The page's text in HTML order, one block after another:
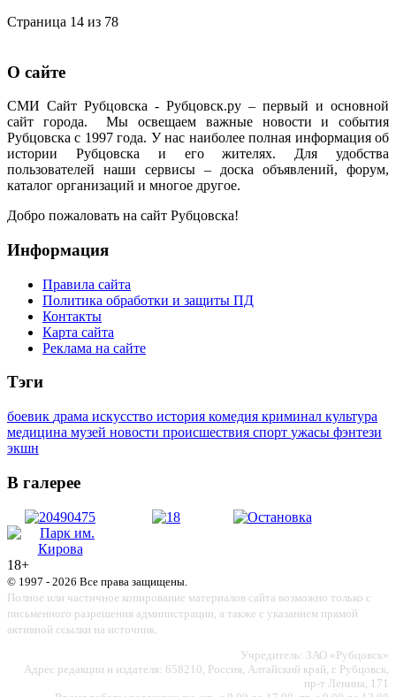
Страница 14 из 78
О сайте
СМИ Сайт Рубцовска - Рубцовск.ру – первый и основной
сайт города. Мы освещаем важные новости и события
Рубцовска с 1997 года. У нас наиболее полная информация об
истории Рубцовска и его жителях. Для удобства
пользователей наши сервисы – доска объявлений, форум,
каталог организаций и многое другое.
Добро пожаловать на сайт Рубцовска!
Информация
Правила сайта
Политика обработки и защиты ПД
Контакты
Карта сайта
Реклама на сайте
Тэги
боевик драма искусство история комедия криминал культура
медицина музей новости происшествия спорт ужасы фэнтези
экшн
В галерее
18+
© 1997 - 2026 Все права защищены.
Полное или частичное копирование материалов сайта возможно только с
письменного разрешения администрации, а также с указанием прямой
активной ссылки на источник.
Учредитель: ЗАО «Рубцовск»
Адрес редакции и издателя: 658210, Россия, Алтайский край, г. Рубцовск,
пр-т Ленина, 171